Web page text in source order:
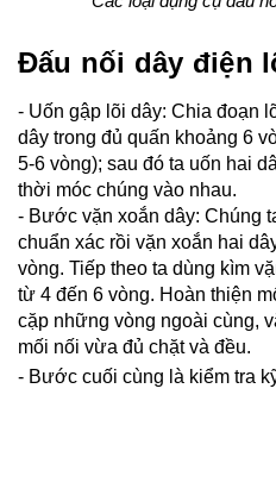
Đấu nối dây điện
- Uốn gập lõi dây: Chia đoạn
dây trong đủ quấn khoảng 6
5-6 vòng); sau đó ta uốn hai
thời móc chúng vào nhau.
- Bước vặn xoắn dây: Chúng
chuẩn xác rồi vặn xoắn hai
vòng. Tiếp theo ta dùng kìm
từ 4 đến 6 vòng. Hoàn thiện
cặp những vòng ngoài cùng,
mối nối vừa đủ chặt và đều.
- Bước cuối cùng là kiểm tra